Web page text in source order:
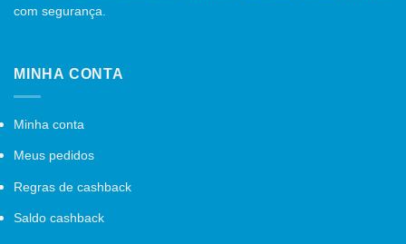
com segurança.
MINHA CONTA
Minha conta
Meus pedidos
Regras de cashback
Saldo cashback